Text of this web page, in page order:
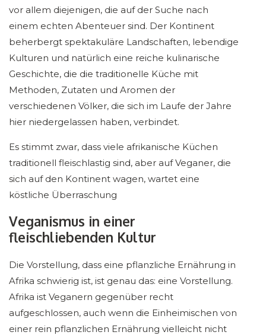
vor allem diejenigen, die auf der Suche nach
einem echten Abenteuer sind. Der Kontinent
beherbergt spektakuläre Landschaften, lebendige
Kulturen und natürlich eine reiche kulinarische
Geschichte, die die traditionelle Küche mit
Methoden, Zutaten und Aromen der
verschiedenen Völker, die sich im Laufe der Jahre
hier niedergelassen haben, verbindet.
Es stimmt zwar, dass viele afrikanische Küchen
traditionell fleischlastig sind, aber auf Veganer, die
sich auf den Kontinent wagen, wartet eine
köstliche Überraschung
Veganismus in einer
fleischliebenden Kultur
Die Vorstellung, dass eine pflanzliche Ernährung in
Afrika schwierig ist, ist genau das: eine Vorstellung.
Afrika ist Veganern gegenüber recht
aufgeschlossen, auch wenn die Einheimischen von
einer rein pflanzlichen Ernährung vielleicht nicht